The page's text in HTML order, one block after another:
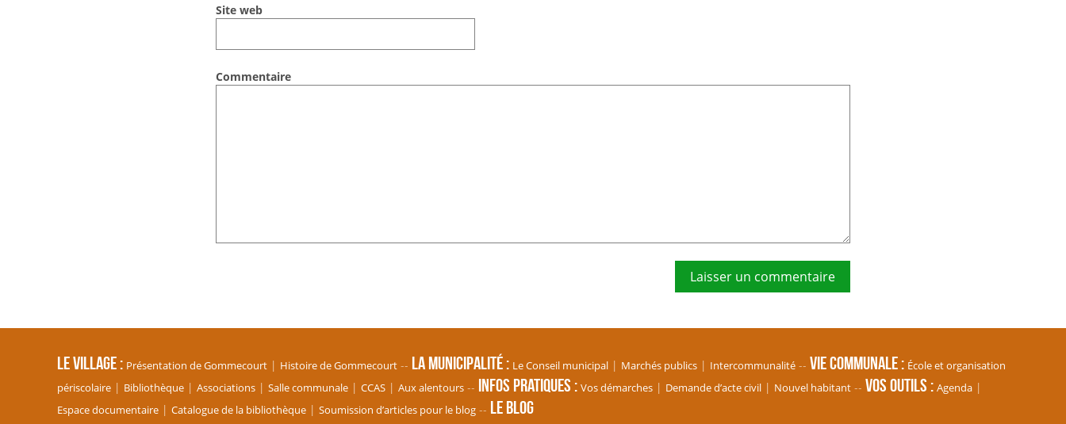
Site web
Commentaire
Le village Présentation de Gommecourt Histoire de Gommecourt La Municipalité Le Conseil municipal Marchés publics Intercommunalité Vie communale
École et organisation
périscolaire
Bibliothèque Associations Salle communale CCAS Aux alentours Infos pratiques Vos démarches Demande d’acte civil Nouvel habitant Vos Outils
Agenda
Espace documentaire
Catalogue de la bibliothèque Soumission d’articles pour le blog Le blog